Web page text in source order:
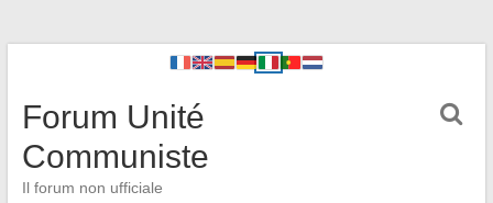
Forum Unité
Communiste
Il forum non ufficiale